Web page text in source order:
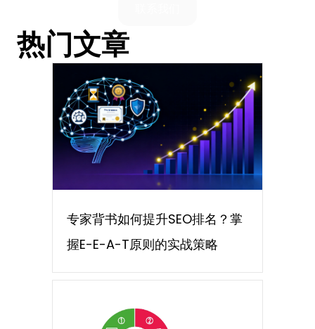
热门文章
专家背书如何提升SEO排名？掌
握E-E-A-T原则的实战策略